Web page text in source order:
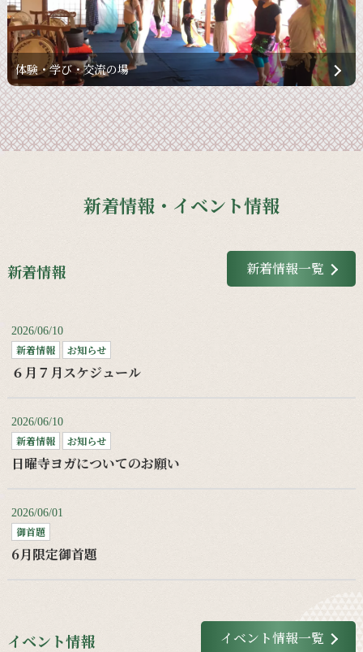
体験・学び・交流の場
新着情報・イベント情報
新着情報 新着情報一覧
2026/06/10
新着情報 お知らせ
６月７月スケジュール
2026/06/10
新着情報 お知らせ
日曜寺ヨガについてのお願い
2026/06/01
御首題
6月限定御首題
イベント情報 イベント情報一覧